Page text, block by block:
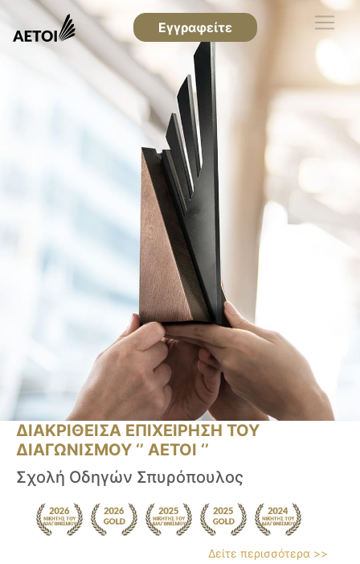
Εγγραφείτε
ΔΙΑΚΡΙΘΕΙΣΑ ΕΠΙΧΕΙΡΗΣΗ ΤΟΥ
ΔΙΑΓΩΝΙΣΜΟΥ ‘’ ΑΕΤΟΙ ‘’
Σχολή Οδηγών Σπυρόπουλος
Δείτε περισσότερα >>